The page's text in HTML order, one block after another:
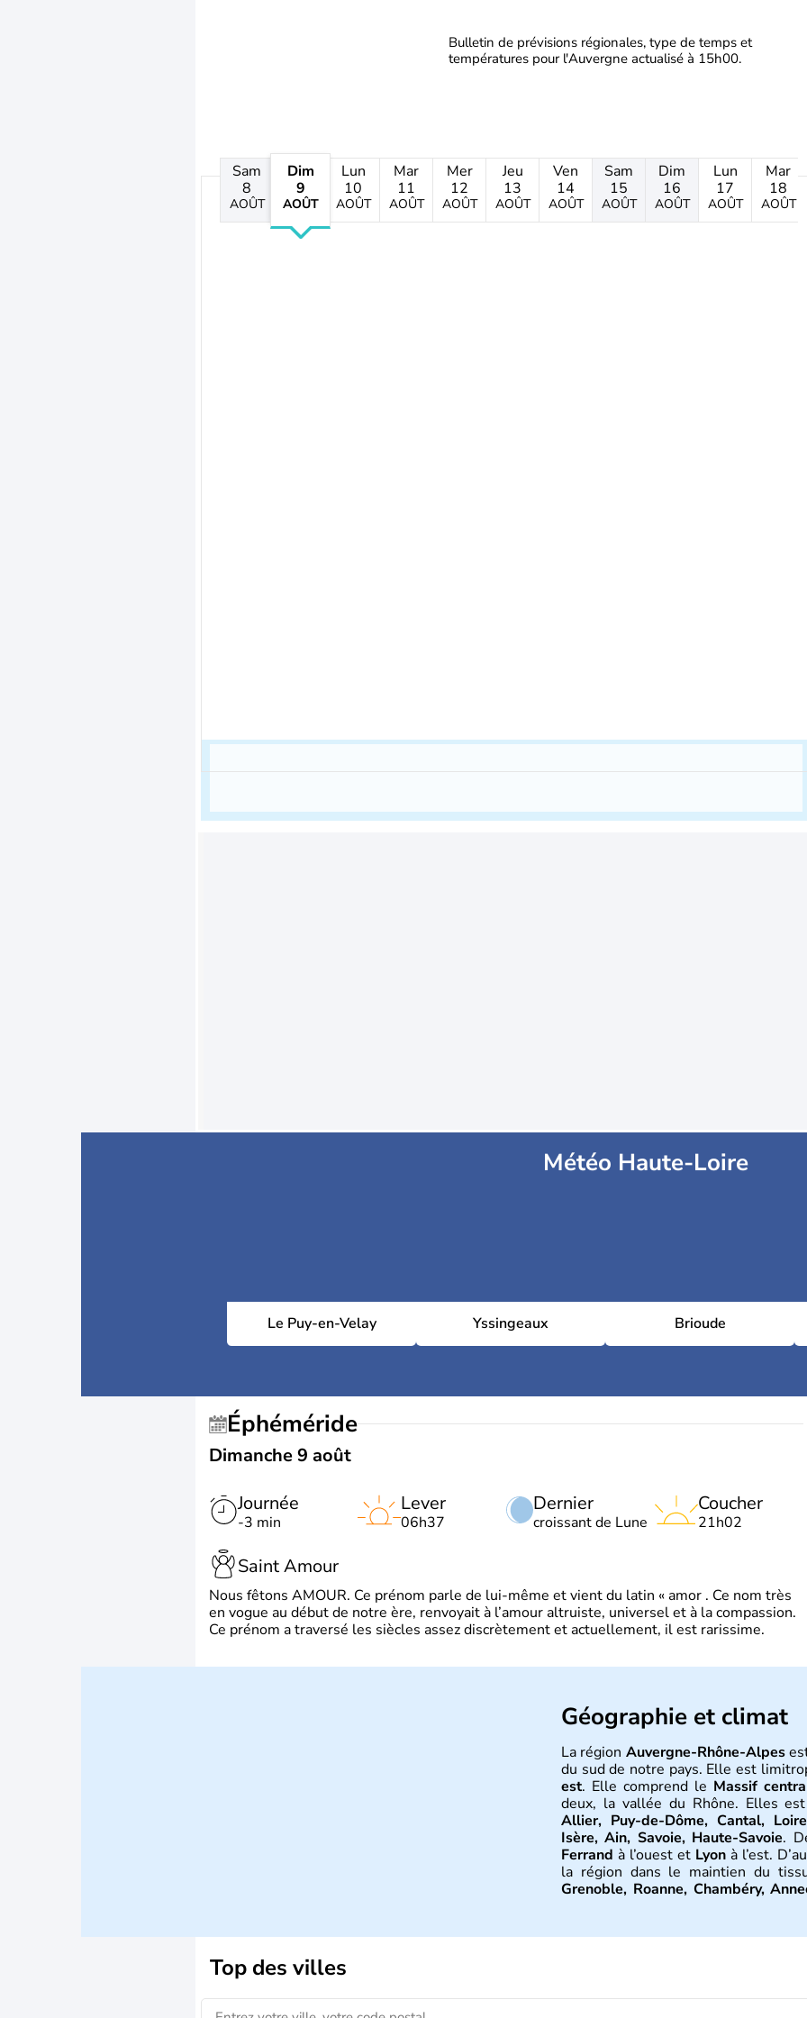
Bulletin de prévisions régionales, type de temps et
températures pour l'Auvergne actualisé à 15h00.
Sam
8
AOÛT
Dim
9
AOÛT
Lun
10
AOÛT
Mar
11
AOÛT
Mer
12
AOÛT
Jeu
13
AOÛT
Ven
14
AOÛT
Sam
15
AOÛT
Dim
16
AOÛT
Lun
17
AOÛT
Mar
18
AOÛT
Météo Haute-Loire
Le Puy-en-Velay Yssingeaux Brioude
Éphéméride
Dimanche 9 août
Journée
-3 min
Dernier
croissant de Lune
Lever
06h37
Coucher
21h02
Saint Amour
Nous fêtons AMOUR. Ce prénom parle de lui-même et vient du latin « amor . Ce nom très
en vogue au début de notre ère, renvoyait à l’amour altruiste, universel et à la compassion.
Ce prénom a traversé les siècles assez discrètement et actuellement, il est rarissime.
Géographie et climat
La région Auvergne-Rhône-Alpes
du sud de notre pays. Elle est
est. Elle comprend le Massif
deux, la vallée du Rhône. Elles
Allier, Puy-de-Dôme, Cantal,
Isère, Ain, Savoie, Haute-Savoie.
Ferrand à l’ouest et Lyon à l’est.
la région dans le maintien du
Grenoble, Roanne, Chambéry,
L'Auvergnedoit son nom au
Top des villes